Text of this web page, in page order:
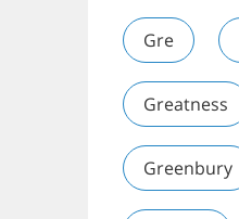
Gre
Greatness
Greenbury